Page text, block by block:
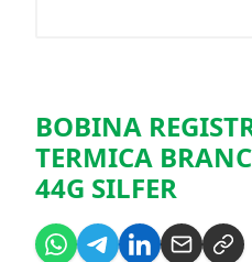
BOBINA
TERMICA
44G SILFER